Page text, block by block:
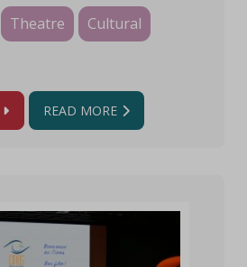
Theatre Cultural
READ MORE